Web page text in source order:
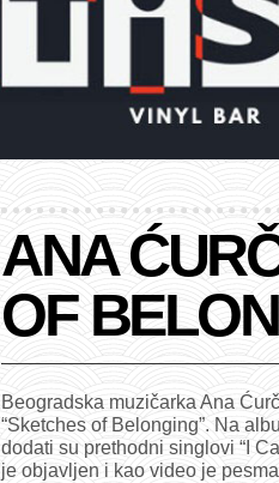
ANA
OF
Beogradska muzičarka Ana
“Sketches of Belonging”. Na
dodati su prethodni singlovi “I
je objavljen i kao video je